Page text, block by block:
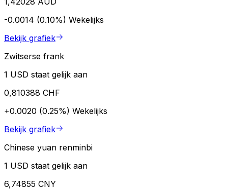
-0.0014 (0.10%) Wekelijks
Bekijk grafiek
Zwitserse frank
1 USD staat gelijk aan
0,810388 CHF
+0.0020 (0.25%) Wekelijks
Bekijk grafiek
Chinese yuan renminbi
1 USD staat gelijk aan
6,74855 CNY